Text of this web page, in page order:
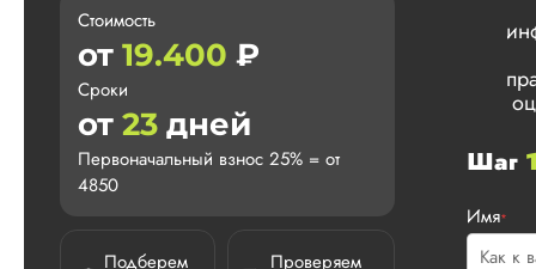
Стоимость
от 19.400 ₽
Сроки
от 23 дней
Первоначальный взнос 25% = от
4850
Подберем
Проверяем
Шаг
Имя*